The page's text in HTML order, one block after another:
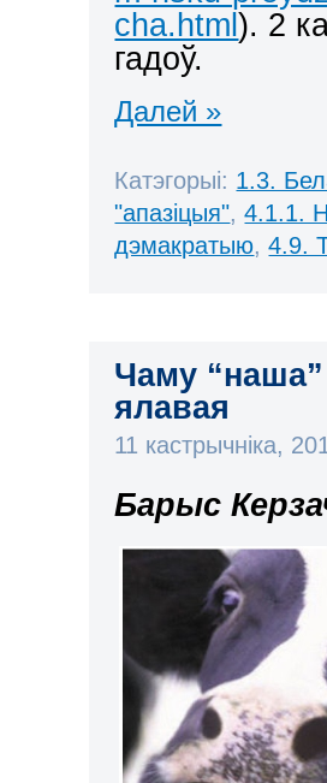
cha.html). 2
гадоў.
Далей »
Катэгорыі: 1.3.
"апазіцыя",4.1.1.
дэмакратыю,4.9.
Чаму
ялавая
11 кастрычніка,
Барыс